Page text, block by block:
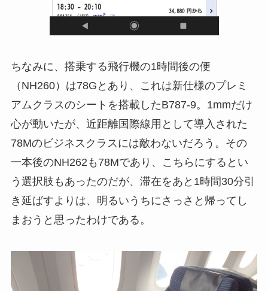
ちなみに、搭乗する飛行機の1時間後の便
（NH260）は78Gとあり、これは新仕様のプレミ
アムクラスのシートを搭載したB787-9。1mmだけ
心が動いたが、近距離国際線用として導入された
78Mのビジネスクラスには敵わないだろう。その
一本後のNH262も78Mであり、こちらにするとい
う選択肢もあったのだが、滞在をあと1時間30分引
き延ばすよりは、明るいうちにさっさと帰ってし
まおうと思ったわけである。